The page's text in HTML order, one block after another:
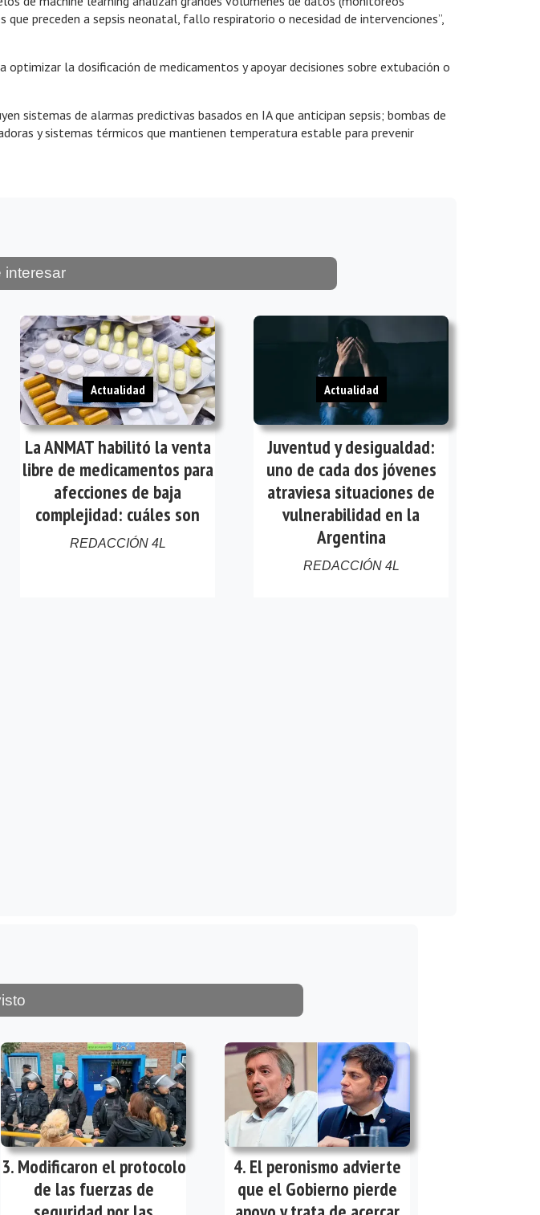
preceden a sepsis neonatal, fallo respiratorio o necesidad de intervenciones”,
optimizar la dosificación de medicamentos y apoyar decisiones sobre extubación o
sistemas de alarmas predictivas basados en IA que anticipan sepsis; bombas de
y sistemas térmicos que mantienen temperatura estable para prevenir
interesar
La ANMAT habilitó la venta
libre de medicamentos para
afecciones de baja
complejidad: cuáles son
REDACCIÓN 4L
Actualidad
Juventud y desigualdad:
uno de cada dos jóvenes
atraviesa situaciones de
vulnerabilidad en la
Argentina
REDACCIÓN 4L
Actualidad
Modificaron el protocolo
de las fuerzas de
El peronismo advierte
que el Gobierno pierde